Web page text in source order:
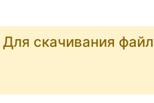
Для скачивания